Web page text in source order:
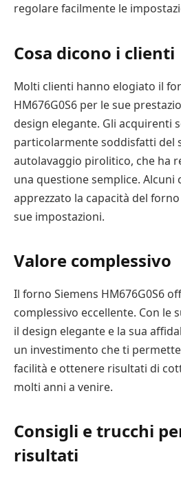
regolare facilmente le
Cosa dicono i clienti
Molti clienti hanno elogiato il
HM676G0S6 per le sue
design elegante. Gli acquirenti
particolarmente soddisfatti del
autolavaggio pirolitico, che ha
una questione semplice. Alcuni
apprezzato la capacità del
sue impostazioni.
Valore complessivo
Il forno Siemens HM676G0S6
complessivo eccellente. Con le
il design elegante e la sua
un investimento che ti
facilità e ottenere risultati di
molti anni a venire.
Consigli e trucchi
risultati